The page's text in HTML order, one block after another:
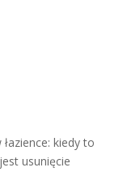
kiedy to
usunięcie